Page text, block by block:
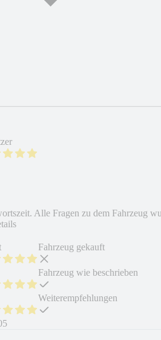
Alle Fragen zu dem Fahrzeug
Fahrzeug gekauft
Fahrzeug wie beschrieben
Weiterempfehlungen